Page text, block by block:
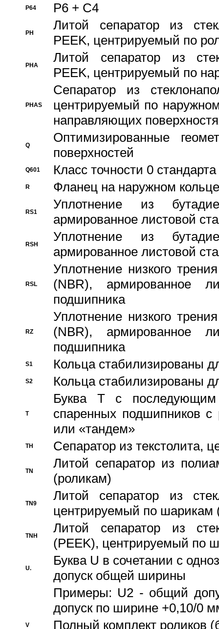
P64 P6 + C4
PH
Литой сепаратор из
PEEK, центрируемый по
PHA
Литой сепаратор из
PEEK, центрируемый по
PHAS
Сепаратор из
центрируемый по
направляющих
Q
Оптимизированные
поверхностей
Q601 Класс точности 0
R Фланец на наружном кольце
RS1
Уплотнение из
армированное листовой
RSH
Уплотнение из
армированное листовой
RSL
Уплотнение низкого
(NBR), армированное
подшипника
RZ
Уплотнение низкого
(NBR), армированное
подшипника
S1 Кольца стабилизированы
S2 Кольца стабилизированы
T
Буква T с
спаренных подшипников
или «тандем»
TH Сепаратор из текстолита,
TN
Литой сепаратор из
(роликам)
TN9
Литой сепаратор из
центрируемый по шарикам
TNH
Литой сепаратор из
(PEEK), центрируемый по
U.
Буква U в сочетании с
допуск общей ширины
Примеры: U2 - общий
допуск по ширине +0,10/0
V Полный комплект роликов